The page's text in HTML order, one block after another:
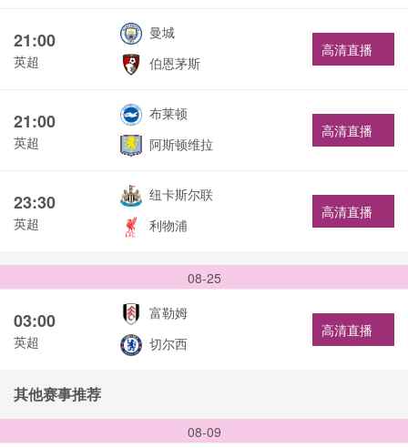
21:00
英超
曼城
伯恩茅斯
高清直播
21:00
英超
布莱顿
阿斯顿维拉
高清直播
23:30
英超
纽卡斯尔联
利物浦
高清直播
08-25
03:00
英超
富勒姆
切尔西
高清直播
其他赛事推荐
08-09